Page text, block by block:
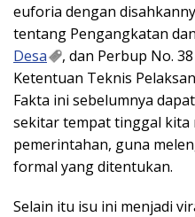
euforia dengan
tentang Pengangkatan
Desa
, dan Perbup No.
Ketentuan Teknis
Fakta ini sebelumnya
sekitar tempat tinggal
pemerintahan, guna
formal yang ditentukan.
Selain itu isu ini menjadi